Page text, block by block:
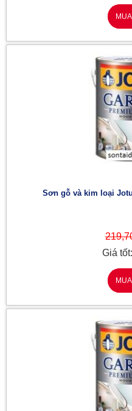
Sơn gỗ và kim loại
Giá